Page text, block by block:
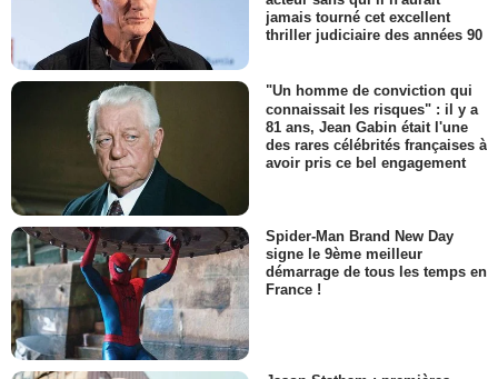
jamais tourné cet excellent
thriller judiciaire des années 90
"Un homme de conviction qui
connaissait les risques" : il y a
81 ans, Jean Gabin était l'une
des rares célébrités françaises à
avoir pris ce bel engagement
Spider-Man Brand New Day
signe le 9ème meilleur
démarrage de tous les temps en
France !